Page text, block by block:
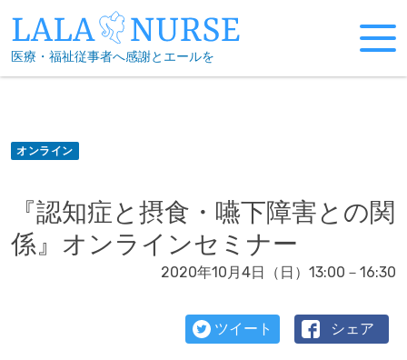
to
content
医療・福祉従事者へ感謝とエールを
オンライン
『認知症と摂食・嚥下障害との関
係』オンラインセミナー
2020年10月4日（日）13:00－16:30
ツイート シェア